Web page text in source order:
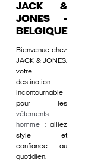
JACK &
JONES -
BELGIQUE
Bienvenue chez
JACK & JONES,
votre
destination
incontournable
pour les
vêtements
homme : alliez
style et
confiance au
quotidien.